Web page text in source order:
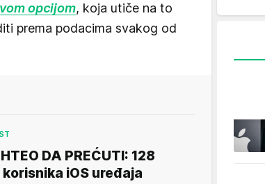
opcijom, koja utiče na to
prema podacima svakog od
DA PREĆUTI: 128
iOS uređaja